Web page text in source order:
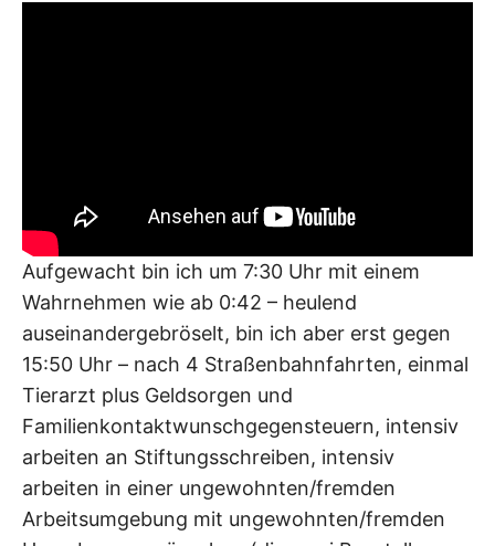
Aufgewacht bin ich um 7:30 Uhr mit einem
Wahrnehmen wie ab 0:42 – heulend
auseinandergebröselt, bin ich aber erst gegen
15:50 Uhr – nach 4 Straßenbahnfahrten, einmal
Tierarzt plus Geldsorgen und
Familienkontaktwunschgegensteuern, intensiv
arbeiten an Stiftungsschreiben, intensiv
arbeiten in einer ungewohnten/fremden
Arbeitsumgebung mit ungewohnten/fremden